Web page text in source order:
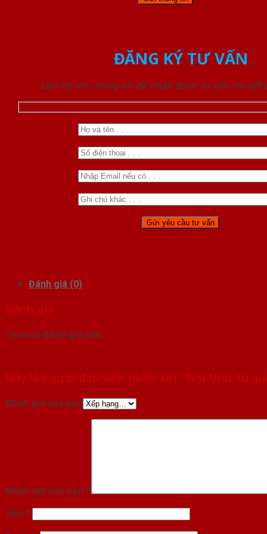
ĐĂNG KÝ TƯ VẤN
Liên hệ với chúng tôi để nhận được tư vấn chi tiết
Đánh giá (0)
Đánh giá
Chưa có đánh giá nào.
Hãy là người đầu tiên nhận xét “Nội thất tủ
Đánh giá của bạn
Nhận xét của bạn *
Tên *